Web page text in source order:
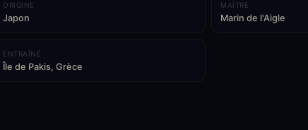
ORIGINE
Japon
MAÎTRE
Marin de l'Aigle
ENTRAÎNÉ
Île de Pakis, Grèce